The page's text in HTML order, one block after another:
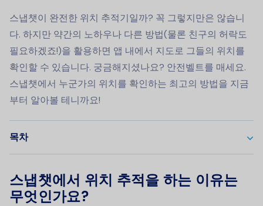
스냅챗이 완전한 위치 추적기일까? 꼭 그렇지만은 않습니
다. 하지만 약간의 노하우나 다른 방법(물론 친구의 허락도
필요하겠죠!)을 활용하면 앱 내에서 지도로 그들의 위치를
확인할 수 있습니다. 궁금해지셨나요? 안전벨트를 매세요.
스냅챗에서 누군가의 위치를 확인하는 최고의 방법을 지금
부터 알아볼 테니까요!
목차
스냅챗에서 위치 추적을 하는 이유는
무엇인가요?